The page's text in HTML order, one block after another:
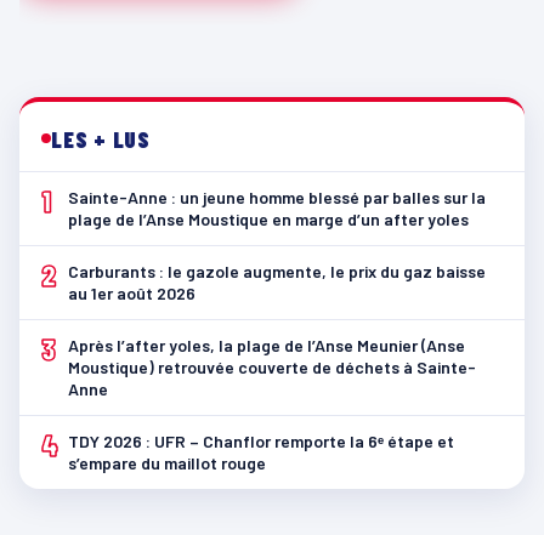
LES + LUS
1
Sainte-Anne : un jeune homme blessé par balles sur la
plage de l’Anse Moustique en marge d’un after yoles
2
Carburants : le gazole augmente, le prix du gaz baisse
au 1er août 2026
3 Après l’after yoles, la plage de l’Anse Meunier (Anse
Moustique) retrouvée couverte de déchets à Sainte-
Anne
4 TDY 2026 : UFR – Chanflor remporte la 6ᵉ étape et
s’empare du maillot rouge